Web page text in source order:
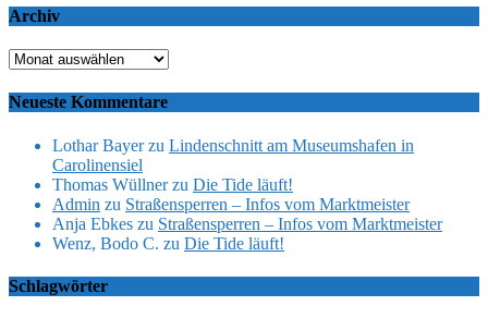
Archiv
Archiv
Neueste Kommentare
Lothar Bayerzu Lindenschnitt am Museumshafen in
Carolinensiel
Thomas Wüllnerzu Die Tide läuft!
Admin zu Straßensperren – Infos vom Marktmeister
Anja Ebkes zu Straßensperren – Infos vom Marktmeister
Wenz, Bodo C. zu Die Tide läuft!
Schlagwörter